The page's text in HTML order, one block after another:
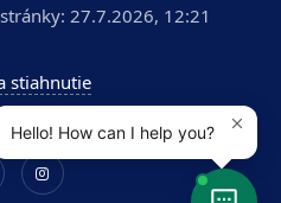
27.7.2026, 12:21
stiahnutie
- Kúpele Dudince a.s.